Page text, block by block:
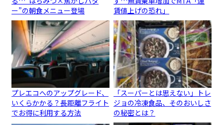
ー”の朝食メニュー登場
賃値上げの恐れ」
プレエコへのアップグレード、
いくらかかる？長距離フライト
でお得に利用する方法
「スーパーとは思えない」トレ
ジョの冷凍食品、そのおいしさ
の秘密とは？